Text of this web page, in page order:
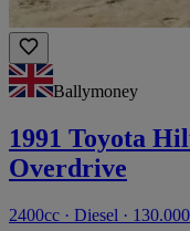
Ballymoney
1991 Toyota
Overdrive
2400cc · Diesel ·